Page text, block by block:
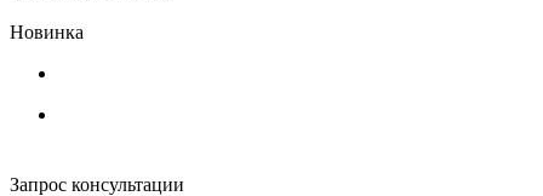
Новинка
Запрос консультации